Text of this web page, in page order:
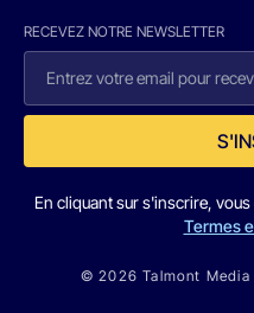
RECEVEZ NOTRE NEWSLETTER
En cliquant sur s'inscrire,
Termes
© 2026 Talmont